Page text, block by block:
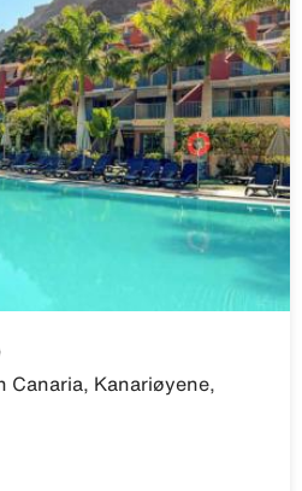
Canaria, Kanariøyene,